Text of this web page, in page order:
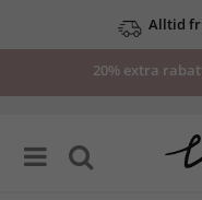
Alltid
20% extra